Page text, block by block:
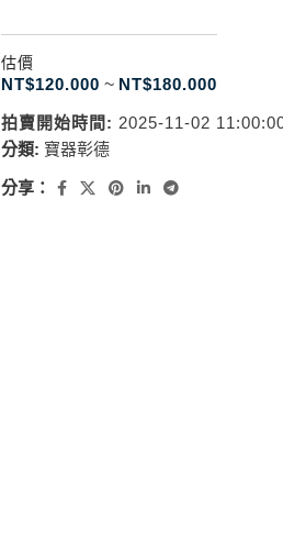
估價
NT$120.000 ~ NT$180.000
拍賣開始時間: 2025-11-02
分類: 寶器彰德
分享：